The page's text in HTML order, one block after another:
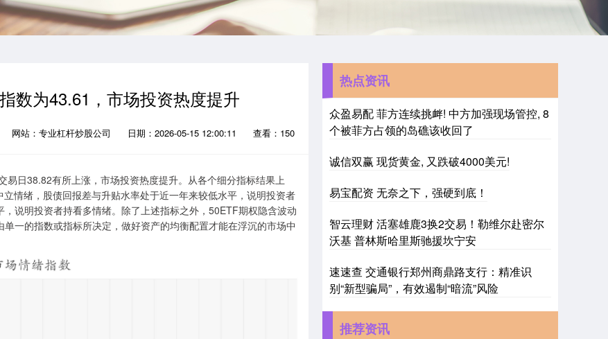
数为43.61，市场投资热度提升
网站：专业杠杆炒股公司 日期：2026-05-15 12:00:11 查看：150
日38.82有所上涨，市场投资热度提升。从各个细分指标结果上
情绪，股债回报差与升贴水率处于近一年来较低水平，说明投资者
说明投资者持看多情绪。除了上述指标之外，50ETF期权隐含波动
一的指数或指标所决定，做好资产的均衡配置才能在浮沉的市场中
热点资讯
众盈易配 菲方连续挑衅! 中方加强现场管控, 8
个被菲方占领的岛礁该收回了
诚信双赢 现货黄金, 又跌破4000美元!
易宝配资 无奈之下，强硬到底！
智云理财 活塞雄鹿3换2交易！勒维尔赴密尔
沃基 普林斯哈里斯驰援坎宁安
速速查 交通银行郑州商鼎路支行：精准识
别“新型骗局”，有效遏制“暗流”风险
推荐资讯